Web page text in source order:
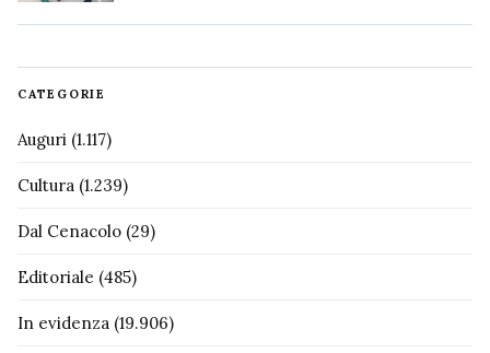
CATEGORIE
Auguri (1.117)
Cultura (1.239)
Dal Cenacolo (29)
Editoriale (485)
In evidenza (19.906)